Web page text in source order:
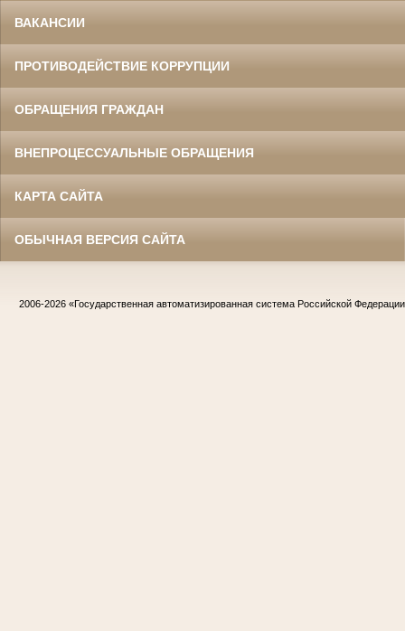
ВАКАНСИИ
ПРОТИВОДЕЙСТВИЕ КОРРУПЦИИ
ОБРАЩЕНИЯ ГРАЖДАН
ВНЕПРОЦЕССУАЛЬНЫЕ ОБРАЩЕНИЯ
КАРТА САЙТА
ОБЫЧНАЯ ВЕРСИЯ САЙТА
2006-2026 «Государственная автоматизированная система Российской